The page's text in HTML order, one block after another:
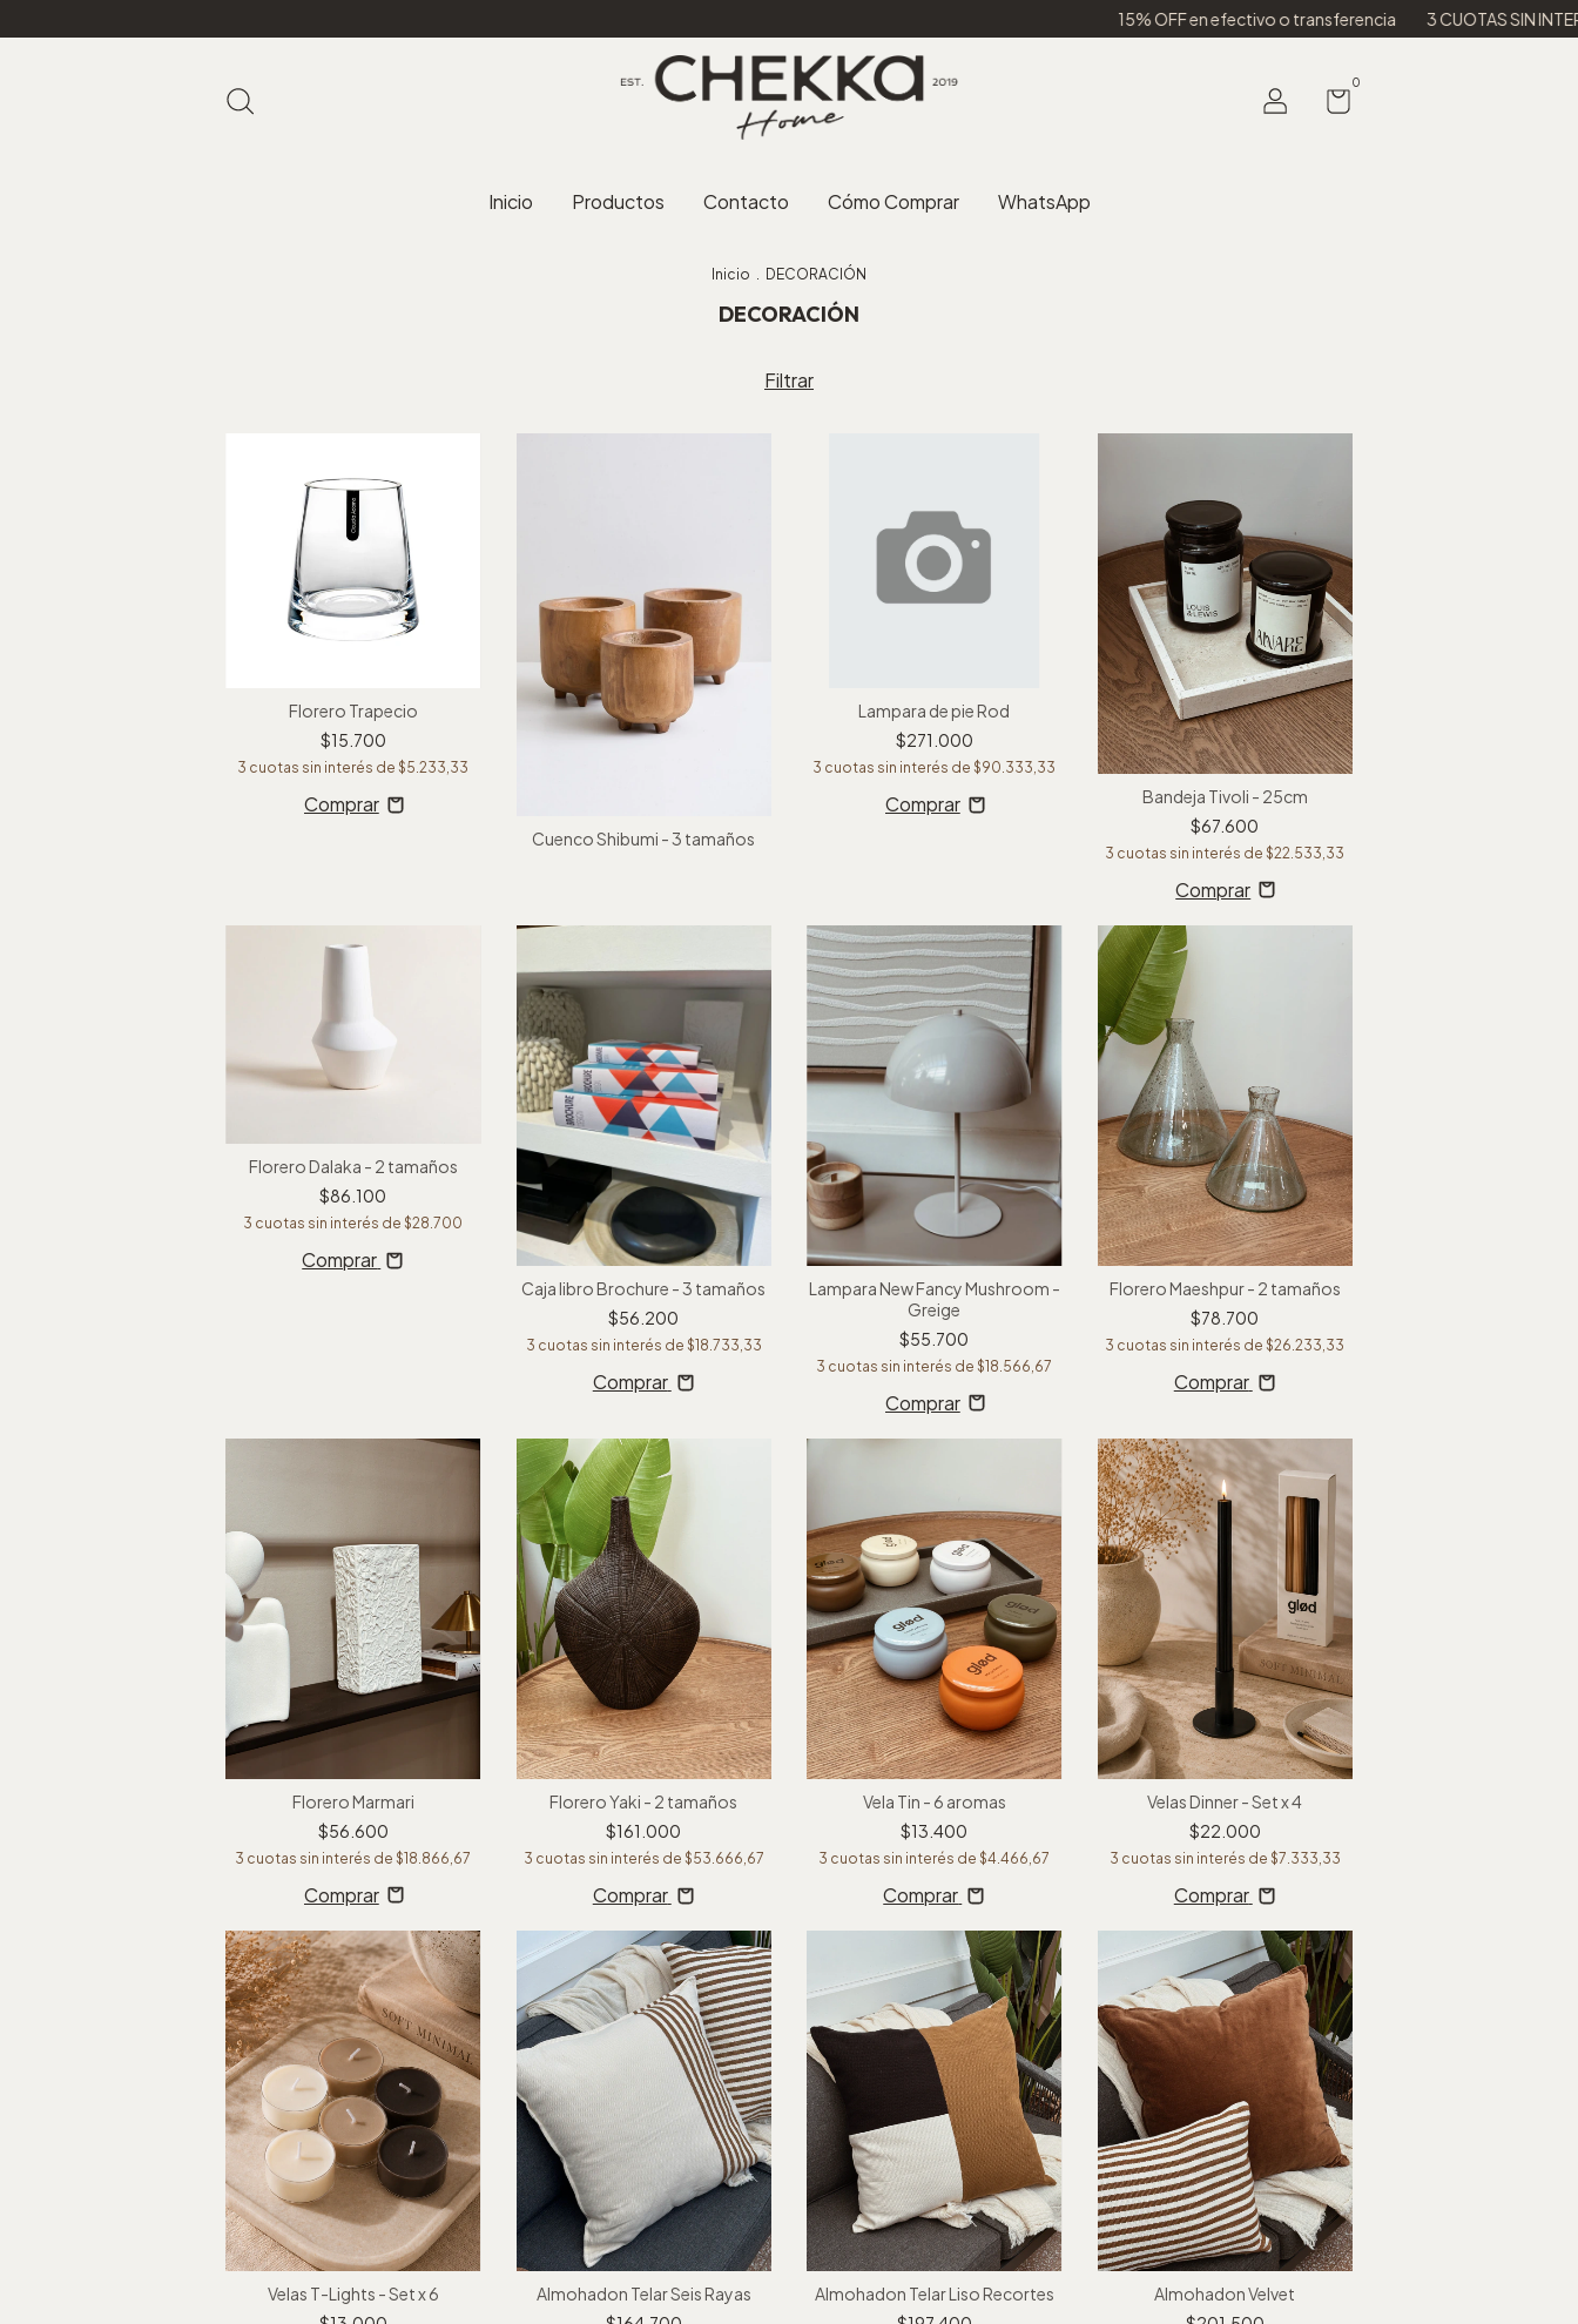
15% OFF en efectivo o transferencia 3 CUOTAS SIN INTERES ENVIOS A TODO
0
Inicio Productos Contacto Cómo Comprar WhatsApp
Inicio DECORACIÓN
DECORACIÓN
Filtrar
Florero Trapecio
$15.700
3 cuotas sin interés de$5.233,33
Cuenco Shibumi - 3 tamaños
Lampara de pie Rod
$271.000
3 cuotas sin interés de$90.333,33
Bandeja Tivoli - 25cm
$67.600
3 cuotas sin interés de$22.533,33
Florero Dalaka - 2 tamaños
$86.100
3 cuotas sin interés de$28.700
Comprar
Caja libro Brochure - 3 tamaños
$56.200
3 cuotas sin interés de $18.733,33
Comprar
Lampara New Fancy Mushroom -
Greige
$55.700
3 cuotas sin interés de$18.566,67
Florero Maeshpur - 2 tamaños
$78.700
3 cuotas sin interés de$26.233,33
Comprar
Florero Marmari
$56.600
3 cuotas sin interés de$18.866,67
Florero Yaki - 2 tamaños
$161.000
3 cuotas sin interés de $53.666,67
Comprar
Vela Tin - 6 aromas
$13.400
3 cuotas sin interés de$4.466,67
Comprar
Velas Dinner - Set x 4
$22.000
3 cuotas sin interés de $7.333,33
Comprar
Velas T-Lights - Set x 6
Almohadon Telar Seis Rayas
Almohadon Telar Liso Recortes
Almohadon Velvet